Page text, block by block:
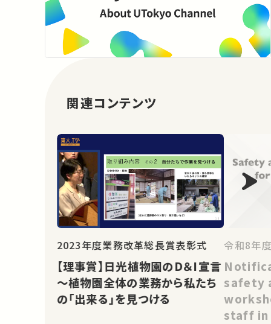
関連コンテンツ
2023年度業務改革総長賞表彰式
【理事賞】日光植物園のD＆I宣言
～植物園全体の業務から私たち
の「出来る」を見つける
令和8年
safety
staff in